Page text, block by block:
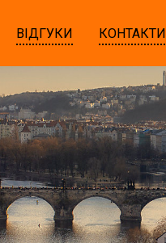
ВІДГУКИ КОНТАКТИ